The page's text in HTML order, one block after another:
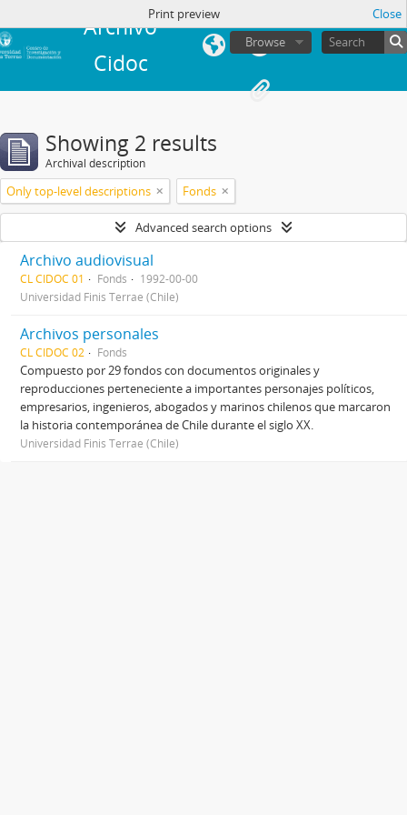
Archivo
Cidoc
Browse
Print preview Close
Showing 2 results
Archival description
Only top-level descriptions Fonds
Advanced search options
Archivo audiovisual
CL CIDOC 01 Fonds
1992-00-00
Universidad Finis Terrae (Chile)
Archivos personales
CL CIDOC 02 Fonds
Compuesto por 29 fondos con documentos originales y
reproducciones perteneciente a importantes personajes políticos,
empresarios, ingenieros, abogados y marinos chilenos que marcaron
la historia contemporánea de Chile durante el siglo XX.
Universidad Finis Terrae (Chile)